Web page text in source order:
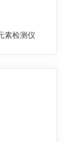
素检测仪